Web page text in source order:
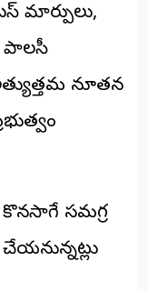
మార్పులు,
పాలసీ
నూతన
కొనసాగే సమగ్ర